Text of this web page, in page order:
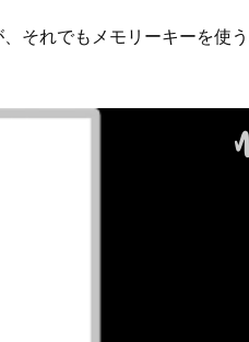
それでもメモリーキーを使